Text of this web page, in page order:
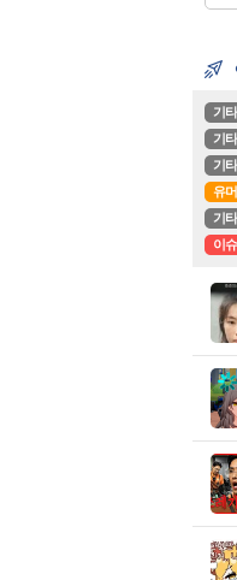
기타
기타
기타
유머
기타
이슈